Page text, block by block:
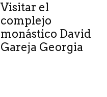
Visitar el
complejo
monástico David
Gareja Georgia